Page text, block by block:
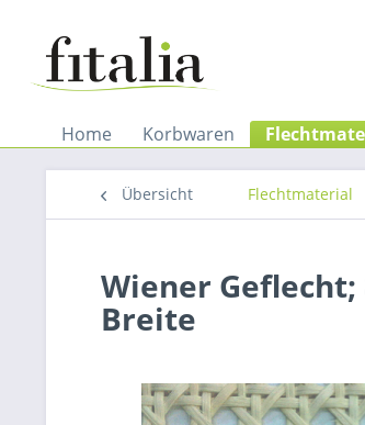
Home Korbwaren
Übersicht Flechtmaterial
Wiener
Breite